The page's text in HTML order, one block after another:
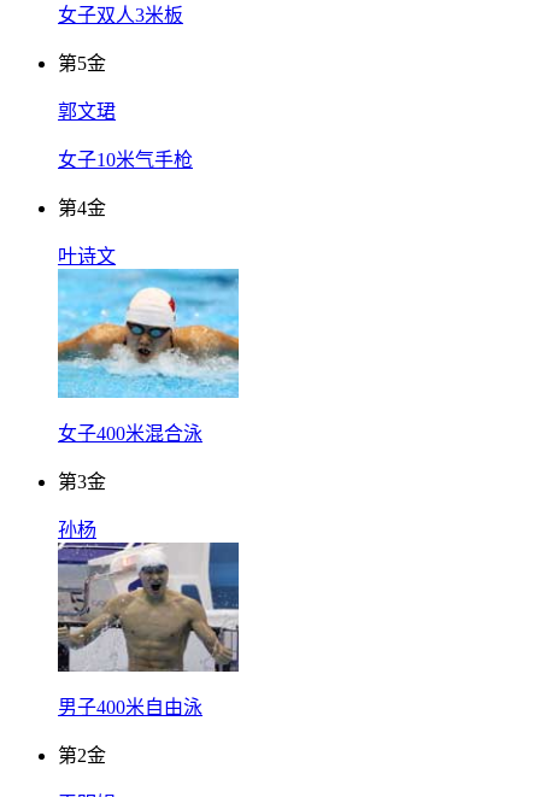
女子双人3米板
第5金
郭文珺
女子10米气手枪
第4金
叶诗文
女子400米混合泳
第3金
孙杨
男子400米自由泳
第2金